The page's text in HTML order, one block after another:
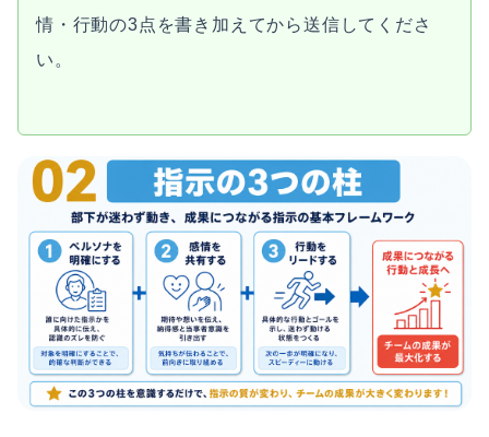
情・行動の3点を書き加えてから送信してくださ
い。